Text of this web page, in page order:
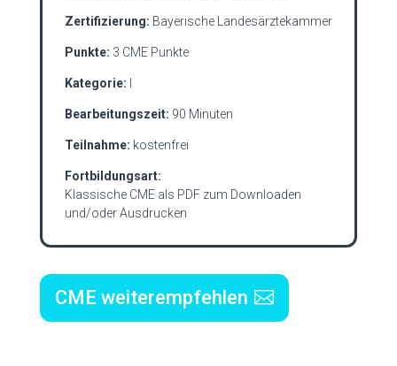
Zertifizierung: Bayerische Landesärztekammer
Punkte: 3 CME Punkte
Kategorie:
Bearbeitungszeit: 90 Minuten
Teilnahme: kostenfrei
Fortbildungsart:
Klassische CME als PDF zum Downloaden
und/oder Ausdrucken
CME weiterempfehlen